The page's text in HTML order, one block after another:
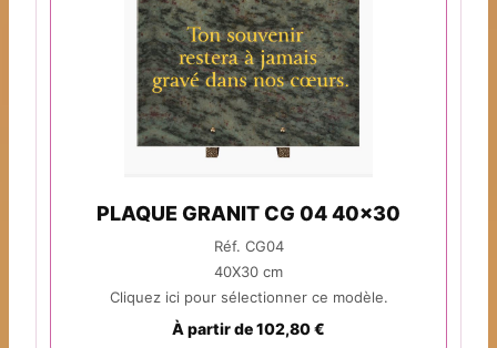
PLAQUE GRANIT CG 04 40x30
Réf. CG04
40X30 cm
Cliquez ici pour sélectionner ce modèle.
À partir de 102,80 €